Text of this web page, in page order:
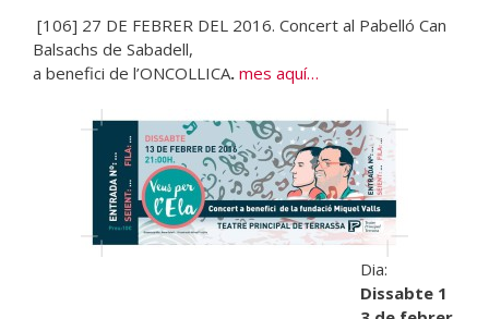
[106] 27 DE FEBRER DEL 2016. Concert al Pabelló Can
Balsachs de Sabadell,
a benefici de l’ONCOLLICA. mes aquí…
Dia:
Dissabte 1